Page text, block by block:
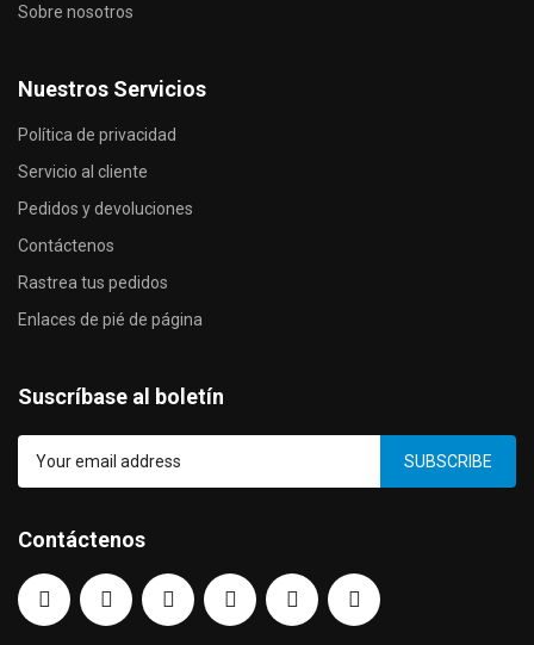
Sobre nosotros
Nuestros Servicios
Política de privacidad
Servicio al cliente
Pedidos y devoluciones
Contáctenos
Rastrea tus pedidos
Enlaces de pié de página
Suscríbase al boletín
SUBSCRIBE
Contáctenos